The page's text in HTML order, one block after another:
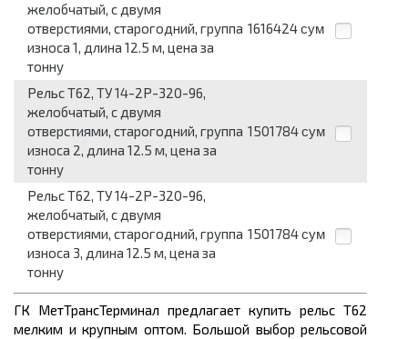
желобчатый, с двумя
отверстиями, старогодний, группа
износа 1, длина 12.5 м, цена за
тонну
1616424 сум
Рельс Т62, ТУ 14-2Р-320-96,
желобчатый, с двумя
отверстиями, старогодний, группа
износа 2, длина 12.5 м, цена за
тонну
1501784 сум
Рельс Т62, ТУ 14-2Р-320-96,
желобчатый, с двумя
отверстиями, старогодний, группа
износа 3, длина 12.5 м, цена за
тонну
1501784 сум
ГК МетТрансТерминал предлагает купить рельс Т62
мелким и крупным оптом. Большой выбор рельсовой